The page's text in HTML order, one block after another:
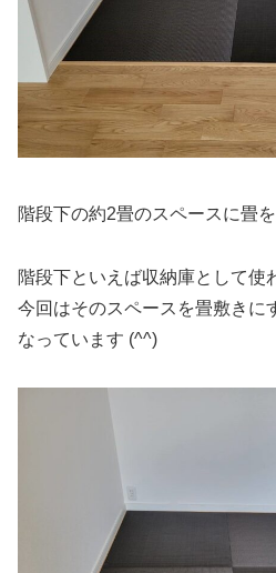
階段下の約2畳のスペースに畳を
階段下といえば収納庫として使
今回はそのスペースを畳敷きに
なっています (^^)